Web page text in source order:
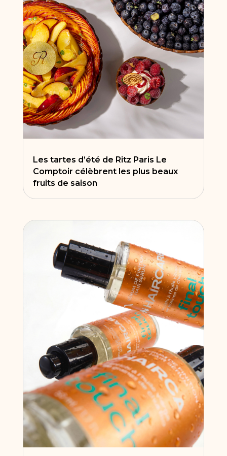
Les tartes d’été de Ritz Paris Le
Comptoir célèbrent les plus beaux
fruits de saison